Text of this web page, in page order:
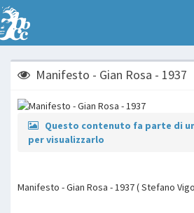
Manifesto - Gian Rosa - 1937
Questo contenuto fa parte di
per visualizzarlo
Manifesto - Gian Rosa - 1937 ( Stefano